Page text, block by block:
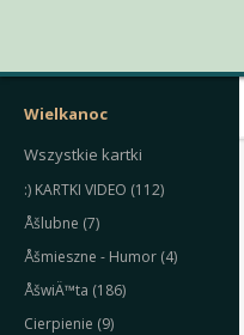
Wielkanoc
Wszystkie kartki
:) KARTKI VIDEO (112)
Åšlubne (7)
Åšmieszne - Humor (4)
ÅšwiÄ™ta (186)
Cierpienie (9)